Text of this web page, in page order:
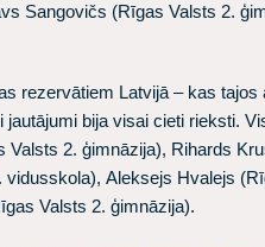
Sangovičs (Rīgas Valsts 2.
rezervātiem Latvijā – kas
bija visai cieti rieksti.
Valsts 2. ģimnāzija), Rihards
vidusskola), Aleksejs Hvalejs
Valsts 2. ģimnāzija).